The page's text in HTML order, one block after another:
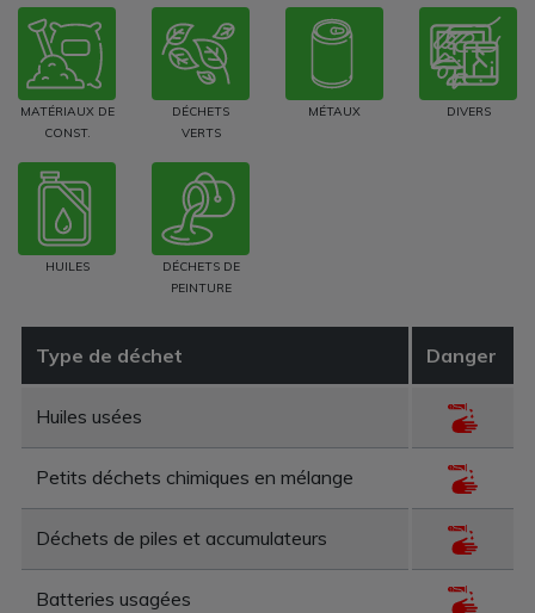
MATÉRIAUX DE
CONST.
DÉCHETS
VERTS
MÉTAUX DIVERS
HUILES
DÉCHETS DE
PEINTURE
Type de déchet Danger
Huiles usées
Petits déchets chimiques en mélange
Déchets de piles et accumulateurs
Batteries usagées